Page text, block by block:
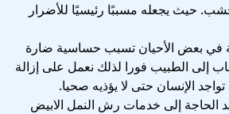
حيث يجعله مسببًا رئيسيًا للأضرار
في بعض الأحيان تسبب حساسية ضارة
إلى الطبيب فورا لذلك نعمل على إزالة
الإنسان حتى لا يؤذيه صحيا.
الحاجة إلى خدمات رش النمل الابيض